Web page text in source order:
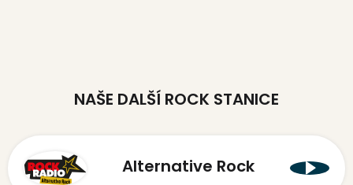
NAŠE DALŠÍ ROCK STANICE
Alternative Rock